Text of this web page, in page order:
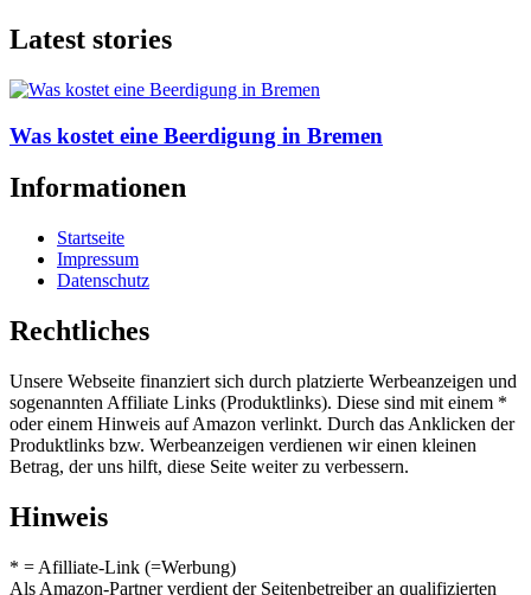
Latest stories
Was kostet eine Beerdigung in Bremen
Informationen
Startseite
Impressum
Datenschutz
Rechtliches
Unsere Webseite finanziert sich durch platzierte Werbeanzeigen und
sogenannten Affiliate Links (Produktlinks). Diese sind mit einem *
oder einem Hinweis auf Amazon verlinkt. Durch das Anklicken der
Produktlinks bzw. Werbeanzeigen verdienen wir einen kleinen
Betrag, der uns hilft, diese Seite weiter zu verbessern.
Hinweis
* = Afilliate-Link (=Werbung)
Als Amazon-Partner verdient der Seitenbetreiber an qualifizierten